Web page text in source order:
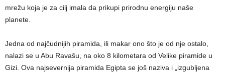
mrežu koja je za cilj imala da prikupi prirodnu energiju naše
planete.
Jedna od najčudnijih piramida, ili makar ono što je od nje ostalo,
nalazi se u Abu Ravašu, na oko 8 kilometara od Velike piramide u
Gizi. Ova najsevernija piramida Egipta se još naziva i „izgubljena